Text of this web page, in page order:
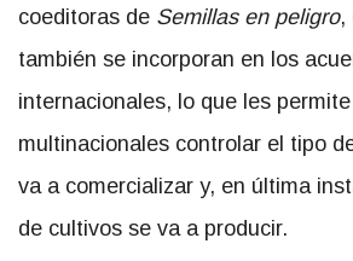
coeditoras de Semillas en peligro,
también se incorporan en los
internacionales, lo que les
multinacionales controlar el tipo
va a comercializar y, en última
de cultivos se va a producir.